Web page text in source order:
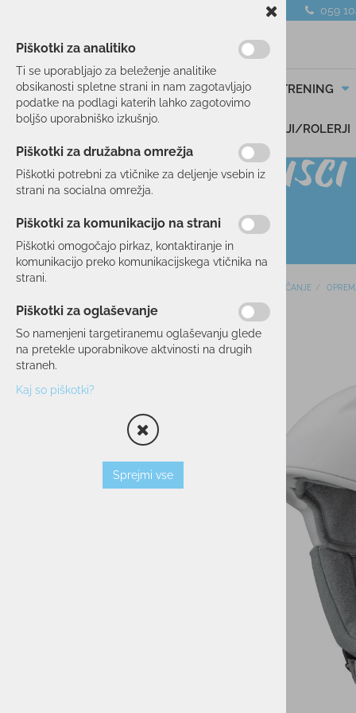
059
SMUČANJE TEK/TRENING
DARILNI BONI SKIROJI/ROLERJI
OBLAČILA
SMUČANJE
11 %
Piškotki za analitiko
Ti se uporabljajo za beleženje analitike
obsikanosti spletne strani in nam zagotavljajo
podatke na podlagi katerih lahko zagotovimo
boljšo uporabniško izkušnjo.
Piškotki za družabna omrežja
Piškotki potrebni za vtičnike za deljenje vsebin iz
strani na socialna omrežja.
Piškotki za komunikacijo na strani
Piškotki omogočajo pirkaz, kontaktiranje in
komunikacijo preko komunikacijskega vtičnika na
strani.
Piškotki za oglaševanje
So namenjeni targetiranemu oglaševanju glede
na pretekle uporabnikove aktvinosti na drugih
straneh.
Kaj so piškotki?
Sprejmi vse